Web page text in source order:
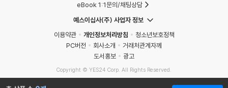
eBook 1:1문의/채팅상담
예스이십사(주) 사업자 정보
이용약관
개인정보처리방침
청소년보호정책
PC버전
회사소개
거래처관계자께
도서홍보
광고
Copyright © YES24 Corp. All Rights Reserved.
MATOM2